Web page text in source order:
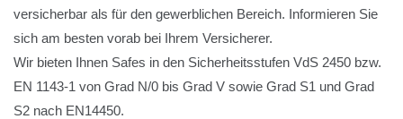
versicherbar als für den gewerblichen Bereich. Informieren Sie
sich am besten vorab bei Ihrem Versicherer.
Wir bieten Ihnen Safes in den Sicherheitsstufen VdS 2450 bzw.
EN 1143-1 von Grad N/0 bis Grad V sowie Grad S1 und Grad
S2 nach EN14450.